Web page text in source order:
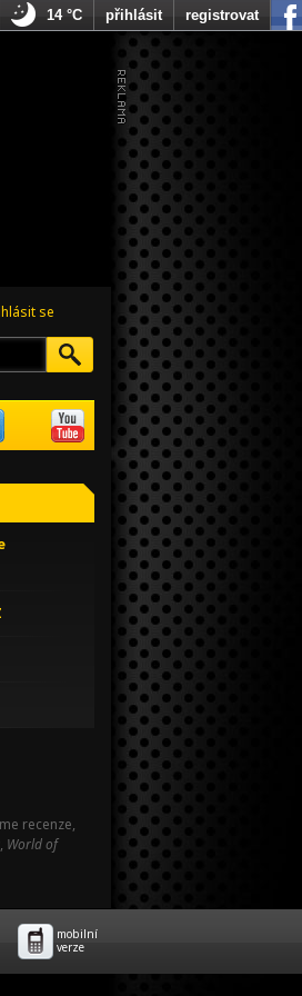
se
recenze,
, World of
14 °C přihlásit registrovat
mobilní
verze